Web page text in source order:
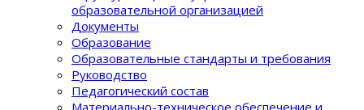
образовательной организацией
Документы
Образование
Образовательные стандарты и требования
Руководство
Педагогический состав